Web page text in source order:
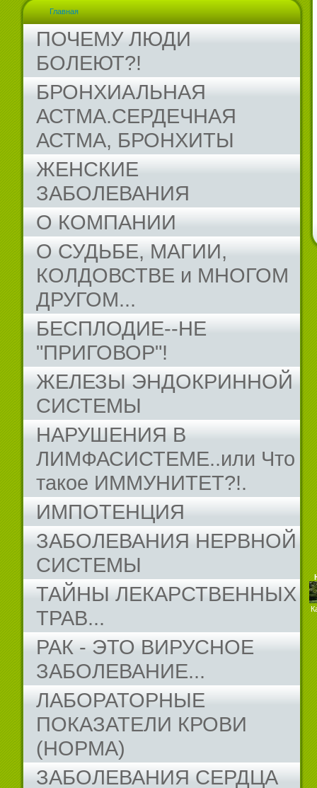
Главная
ПОЧЕМУ ЛЮДИ
БОЛЕЮТ?!
БРОНХИАЛЬНАЯ
АСТМА.СЕРДЕЧНАЯ
АСТМА, БРОНХИТЫ
ЖЕНСКИЕ
ЗАБОЛЕВАНИЯ
О КОМПАНИИ
О СУДЬБЕ, МАГИИ,
КОЛДОВСТВЕ и МНОГОМ
ДРУГОМ...
БЕСПЛОДИЕ--НЕ
"ПРИГОВОР"!
ЖЕЛЕЗЫ ЭНДОКРИННОЙ
СИСТЕМЫ
НАРУШЕНИЯ В
ЛИМФАСИСТЕМЕ..или Что
такое ИММУНИТЕТ?!.
ИМПОТЕНЦИЯ
ЗАБОЛЕВАНИЯ НЕРВНОЙ
СИСТЕМЫ
ТАЙНЫ ЛЕКАРСТВЕННЫХ
ТРАВ...
РАК - ЭТО ВИРУСНОЕ
ЗАБОЛЕВАНИЕ...
ЛАБОРАТОРНЫЕ
ПОКАЗАТЕЛИ КРОВИ
(НОРМА)
ЗАБОЛЕВАНИЯ СЕРДЦА